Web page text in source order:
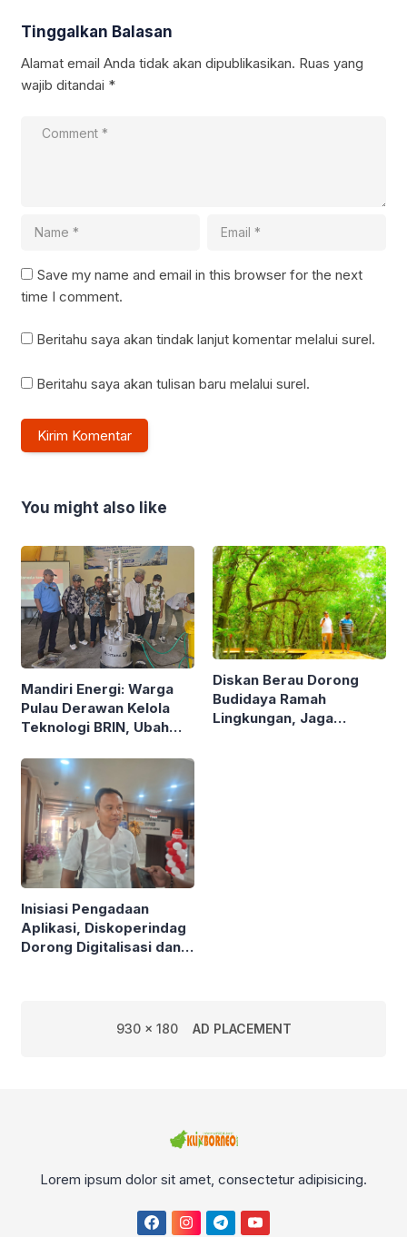
Tinggalkan Balasan
Alamat email Anda tidak akan dipublikasikan. Ruas yang
wajib ditandai *
Save my name and email in this browser for the next
time I comment.
Beritahu saya akan tindak lanjut komentar melalui surel.
Beritahu saya akan tulisan baru melalui surel.
You might also like
Mandiri Energi: Warga
Pulau Derawan Kelola
Teknologi BRIN, Ubah
Solar
Diskan Berau Dorong
Budidaya Ramah
Lingkungan, Jaga
Inisiasi Pengadaan
Aplikasi, Diskoperindag
Dorong Digitalisasi dan
930 x 180 AD PLACEMENT
Lorem ipsum dolor sit amet, consectetur adipisicing.